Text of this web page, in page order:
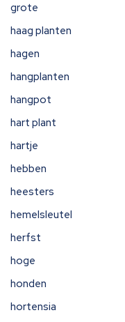
grote
haag planten
hagen
hangplanten
hangpot
hart plant
hartje
hebben
heesters
hemelsleutel
herfst
hoge
honden
hortensia